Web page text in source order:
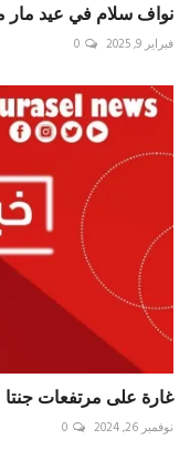
نواف سلام في عيد مار
فبراير 9, 2025 0
غارة على مرتفعات جنتا
نوفمبر 26, 2024 0